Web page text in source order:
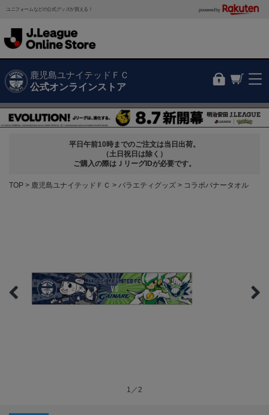
ユニフォームなどの公式グッズが買える！ powered by
鹿児島ユナイテッドＦＣ
公式オンラインストア
平日午前10時までのご注文は当日出荷。
（土日祝日は除く）
ご購入の際はＪリーグIDが必要です。
TOP 鹿児島ユナイテッドＦＣ バラエティグッズ コラボバナータオル
1／2